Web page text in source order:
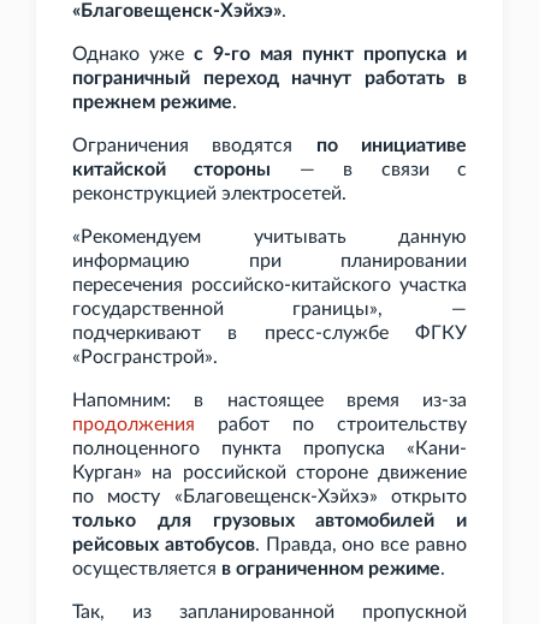
«Благовещенск-Хэйхэ».
Однако уже с 9-го мая пункт пропуска и
пограничный переход начнут работать в
прежнем режиме.
Ограничения вводятся по инициативе
китайской стороны — в связи с
реконструкцией электросетей.
«Рекомендуем учитывать данную
информацию при планировании
пересечения российско-китайского участка
государственной границы», —
подчеркивают в пресс-службе ФГКУ
«Росгранстрой».
Напомним: в настоящее время из-за
продолжения работ по строительству
полноценного пункта пропуска «Кани-
Курган» на российской стороне движение
по мосту «Благовещенск-Хэйхэ» открыто
только для грузовых автомобилей и
рейсовых автобусов. Правда, оно все равно
осуществляется в ограниченном режиме.
Так, из запланированной пропускной